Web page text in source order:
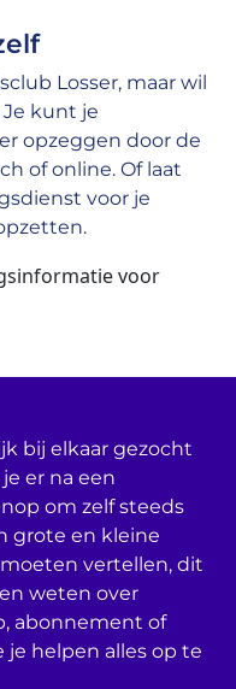
Losser, maar wil
kunt je
opzeggen door de
of online. Of laat
voor je
voor
bij elkaar gezocht
er na een
om zelf steeds
grote en kleine
vertellen, dit
weten over
abonnement of
je helpen alles op te